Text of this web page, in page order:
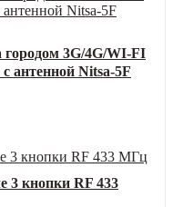
городом 3G/4G/WI-FI
антенной Nitsa-5F
3 кнопки RF 433